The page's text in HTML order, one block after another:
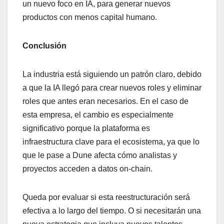
un nuevo foco en IA, para generar nuevos
productos con menos capital humano.
Conclusión
La industria está siguiendo un patrón claro, debido
a que la IA llegó para crear nuevos roles y eliminar
roles que antes eran necesarios. En el caso de
esta empresa, el cambio es especialmente
significativo porque la plataforma es
infraestructura clave para el ecosistema, ya que lo
que le pase a Dune afecta cómo analistas y
proyectos acceden a datos on-chain.
Queda por evaluar si esta reestructuración será
efectiva a lo largo del tiempo. O si necesitarán una